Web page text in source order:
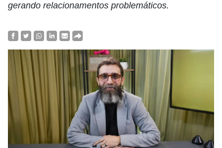
gerando relacionamentos problemáticos.